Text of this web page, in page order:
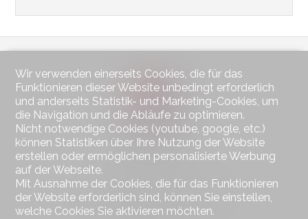
Kontaktieren Sie uns
Wohnen im Seeland Immobilien GmbH
Hauptstrasse 49
Wir verwenden einerseits Cookies, die für das
Funktionieren dieser Website unbedingt erforderlich
und anderseits Statistik- und Marketing-Cookies, um
die Navigation und die Abläufe zu optimieren.
Nicht notwendige Cookies (youtube, google, etc.)
können Statistiken über Ihre Nutzung der Website
erstellen oder ermöglichen personalisierte Werbung
auf der Webseite.
Mit Ausnahme der Cookies, die für das Funktionieren
der Website erforderlich sind, können Sie einstellen,
welche Cookies Sie aktivieren möchten.